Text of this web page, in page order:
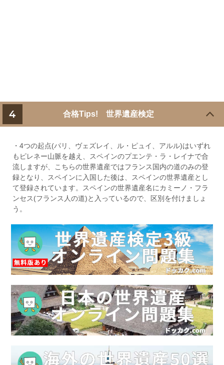
4 合格Tips! 世界遺産検定
・4つの起点(パリ、ヴェズレイ、ル・ピュイ、アルル)はいずれ
もピレネー山脈を越え、スペインのプエンテ・ラ・レイナで合
流しますが、こちらの世界遺産ではフランス国内の道のみの登
録となり、スペインに入国した後は、スペインの世界遺産とし
て登録されています。スペインの世界遺産名にカミーノ・フラ
ンセス(フランス人の道)と入っているので、区別を付けましょ
う。